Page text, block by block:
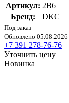
Артикул: 2B6
Бренд:
DKC
Под заказ
Обновлено 05.08.2026
+7 391 278-76-76
Уточнить цену
Новинка